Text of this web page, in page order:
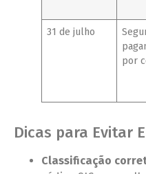
31 de julho
por
Dicas para Evitar
Classificação